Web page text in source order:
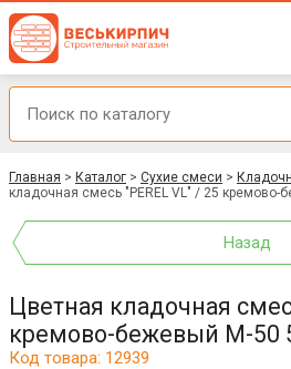
Главная > Каталог > Сухие смеси >
кладочная смесь "PEREL VL" / 25 кремово-
Назад
Цветная кладочная
кремово-бежевый М-50
Код товара: 12939